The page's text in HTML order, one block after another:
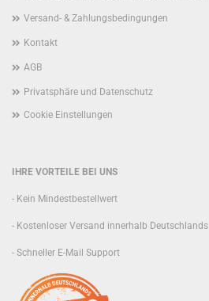
Versand- & Zahlungsbedingungen
Kontakt
AGB
Privatsphäre und Datenschutz
Cookie Einstellungen
IHRE VORTEILE BEI UNS
- Kein Mindestbestellwert
- Kostenloser Versand innerhalb Deutschlands
- Schneller E-Mail Support